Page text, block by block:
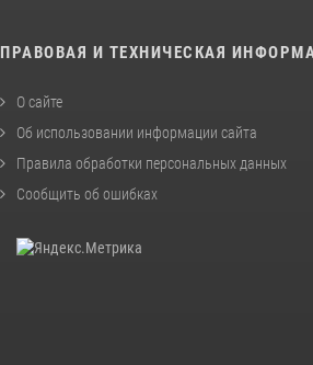
ПРАВОВАЯ И ТЕХНИЧЕСКАЯ
О сайте
Об использовании информации сайта
Правила обработки персональных данных
Сообщить об ошибках